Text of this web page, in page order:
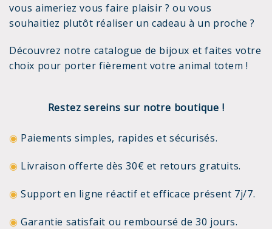
vous aimeriez vous faire plaisir ? ou vous
souhaitiez plutôt réaliser un cadeau à un proche ?
Découvrez notre catalogue de bijoux et faites votre
choix pour porter fièrement votre animal totem !
Restez sereins sur notre boutique !
◉ Paiements simples, rapides et sécurisés.
◉ Livraison offerte dès 30€ et retours gratuits.
◉ Support en ligne réactif et efficace présent 7j/7.
◉ Garantie satisfait ou remboursé de 30 jours.